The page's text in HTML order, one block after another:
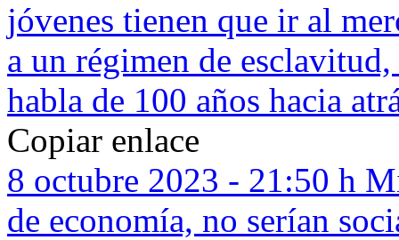
jóvenes tienen que ir al
a un régimen de
habla de 100 años hacia
Copiar enlace
8 octubre 2023 - 21:50 h
de economía, no serían